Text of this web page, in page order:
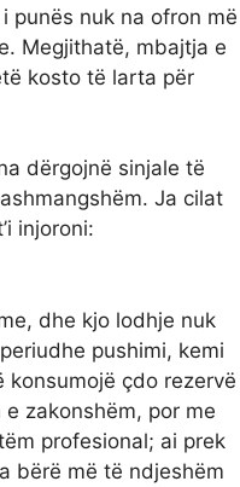
punës nuk na ofron më
Megjithatë, mbajtja e
kosto të larta për
dërgojnë sinjale të
Ja cilat
injoroni:
dhe kjo lodhje nuk
pushimi, kemi
çdo rezervë
zakonshëm, por me
profesional; ai prek
bërë më të ndjeshëm